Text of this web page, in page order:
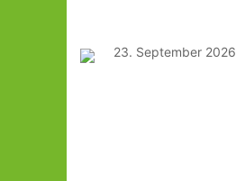
23. September 2026